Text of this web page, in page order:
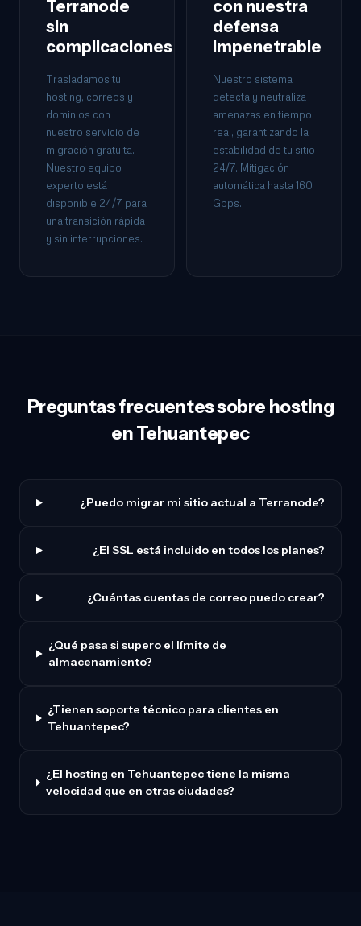
Terranode
sin
complicaciones
Trasladamos tu
hosting, correos y
dominios con
nuestro servicio de
migración gratuita.
Nuestro equipo
experto está
disponible 24/7 para
una transición rápida
y sin interrupciones.
con nuestra
defensa
impenetrable
Nuestro sistema
detecta y neutraliza
amenazas en tiempo
real, garantizando la
estabilidad de tu sitio
24/7. Mitigación
automática hasta 160
Gbps.
Preguntas frecuentes sobre hosting
en Tehuantepec
¿Puedo migrar mi sitio actual a Terranode?
¿El SSL está incluido en todos los planes?
¿Cuántas cuentas de correo puedo crear?
¿Qué pasa si supero el límite de
almacenamiento?
¿Tienen soporte técnico para clientes en
Tehuantepec?
¿El hosting en Tehuantepec tiene la misma
velocidad que en otras ciudades?